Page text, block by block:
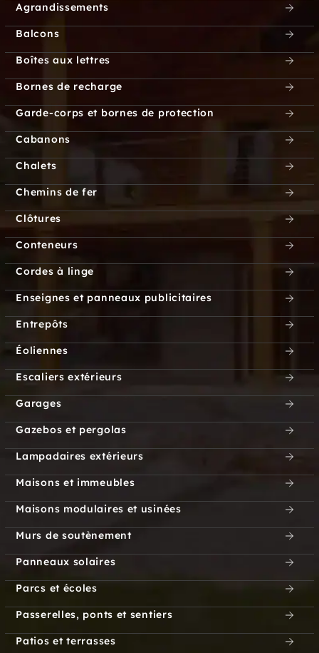
Agrandissements
Balcons
Boîtes aux lettres
Bornes de recharge
Garde-corps et bornes de protection
Cabanons
Chalets
Chemins de fer
Clôtures
Conteneurs
Cordes à linge
Enseignes et panneaux publicitaires
Entrepôts
Éoliennes
Escaliers extérieurs
Garages
Gazebos et pergolas
Lampadaires extérieurs
Maisons et immeubles
Maisons modulaires et usinées
Murs de soutènement
Panneaux solaires
Parcs et écoles
Passerelles, ponts et sentiers
Patios et terrasses